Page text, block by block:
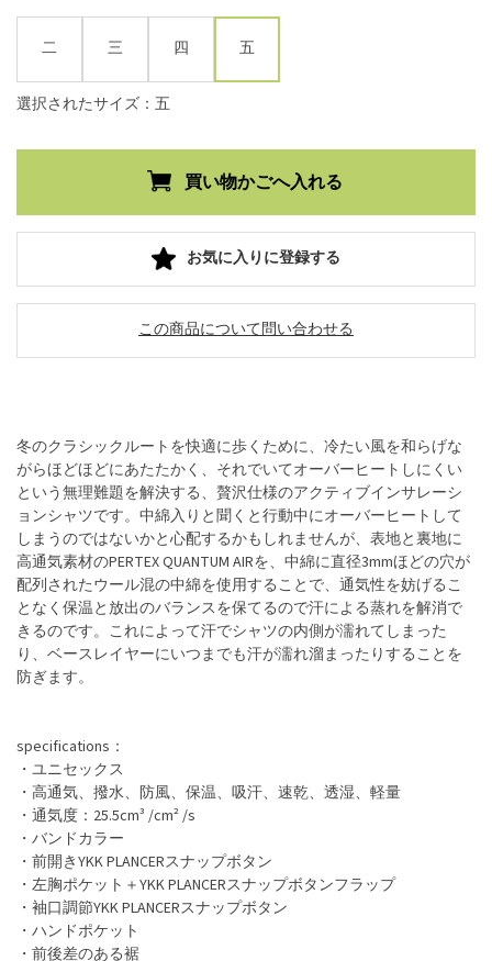
二 三 四 五
選択されたサイズ：五
お気に入りに登録する
この商品について問い合わせる
冬のクラシックルートを快適に歩くために、冷たい風を和らげな
がらほどほどにあたたかく、それでいてオーバーヒートしにくい
という無理難題を解決する、贅沢仕様のアクティブインサレーシ
ョンシャツです。中綿入りと聞くと行動中にオーバーヒートして
しまうのではないかと心配するかもしれませんが、表地と裏地に
高通気素材のPERTEX QUANTUM AIRを、中綿に直径3mmほどの穴が
配列されたウール混の中綿を使用することで、通気性を妨げるこ
となく保温と放出のバランスを保てるので汗による蒸れを解消で
きるのです。これによって汗でシャツの内側が濡れてしまった
り、ベースレイヤーにいつまでも汗が濡れ溜まったりすることを
防ぎます。
specifications：
・ユニセックス
・高通気、撥水、防風、保温、吸汗、速乾、透湿、軽量
・通気度：25.5cm³ /cm² /s
・バンドカラー
・前開きYKK PLANCERスナップボタン
・左胸ポケット＋YKK PLANCERスナップボタンフラップ
・袖口調節YKK PLANCERスナップボタン
・ハンドポケット
・前後差のある裾